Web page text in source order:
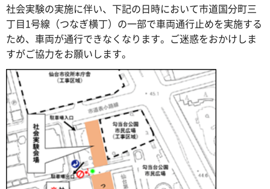
社会実験の実施に伴い、下記の日時において市道国分町三
丁目1号線（つなぎ横丁）の一部で車両通行止めを実施する
ため、車両が通行できなくなります。ご迷惑をおかけしま
すがご協力をお願いします。